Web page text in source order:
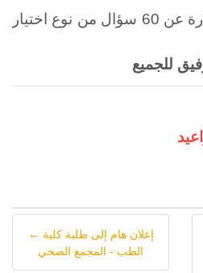
الامتحان النهائي عبارة عن 60 سؤال من نوع اختيار
للجميع
← إعلان هام إلى طلبة كلية
الطب - المجمع الصحي